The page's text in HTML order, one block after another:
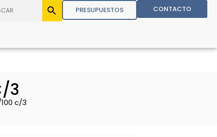
PRESUPUESTOS CONTACTO
3
c/3